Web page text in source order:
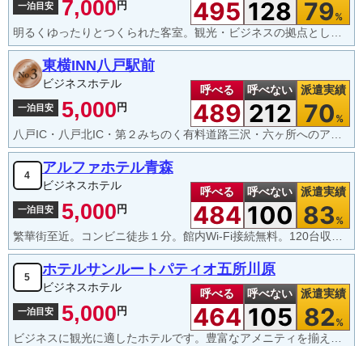
一泊目安 7,000円 495 128 79%
明るくゆったりとつくられた客室。観光・ビジネスの拠点として便利。
東横INN八戸駅前
ビジネスホテル
一泊目安 5,000円
呼べる
489
呼べない
212
派遣実績
70 %
八戸IC・八戸北IC・第２みちのく有料道路三沢・六ヶ所へのアクセスに便利！★平日月曜日と金曜日の２日間のみ数量限定で人気の「女将のカレー」をご提供！★八食センター・合同庁舎も当ホテルよりすぐです。
4 アルファホテル青森
ビジネスホテル
一泊目安 5,000円
呼べる
484
呼べない
100
派遣実績
83 %
繁華街至近。コンビニ徒歩１分。館内Wi-Fi接続無料。120台収容駐車場あり。
5 ホテルサンルートパティオ五所川原
ビジネスホテル
一泊目安 5,000円
呼べる
464
呼べない
105
派遣実績
82%
ビジネスに観光に適したホテルです。豊富なアメニティを揃えており、温かい接客を心がけております。